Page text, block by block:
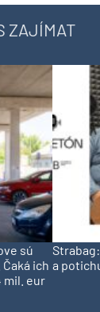
ZAJÍMAT
sú
ich
mil. eur
a